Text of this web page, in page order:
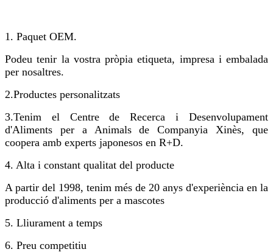
1. Paquet OEM.
Podeu tenir la vostra pròpia etiqueta, impresa i embalada
per nosaltres.
2.Productes personalitzats
3.Tenim el Centre de Recerca i Desenvolupament
d'Aliments per a Animals de Companyia Xinès, que
coopera amb experts japonesos en R+D.
4. Alta i constant qualitat del producte
A partir del 1998, tenim més de 20 anys d'experiència en la
producció d'aliments per a mascotes
5. Lliurament a temps
6. Preu competitiu